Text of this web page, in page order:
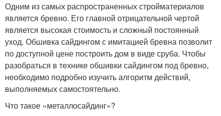
Одним из самых распространенных стройматериалов
является бревно. Его главной отрицательной чертой
является высокая стоимость и сложный постоянный
уход. Обшивка сайдингом с имитацией бревна позволит
по доступной цене построить дом в виде сруба. Чтобы
разобраться в технике обшивки сайдингом под бревно,
необходимо подробно изучить алгоритм действий,
выполняемых самостоятельно.
Что такое «металлосайдинг»?